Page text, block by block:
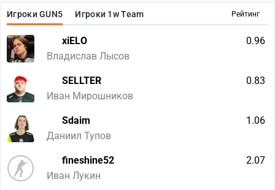
Рейтинг
Игроки GUN5 Игроки 1w Team
xiELO
Владислав Лысов
0.96
SELLTER
Иван Мирошников
0.83
Sdaim
Даниил Тупов
1.06
fineshine52
Иван Лукин
2.07